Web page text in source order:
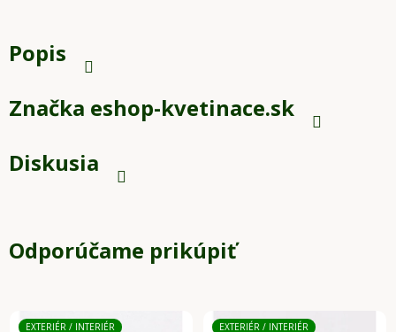
Popis
Značka eshop-kvetinace.sk
Diskusia
Odporúčame prikúpiť
EXTERIÉR / INTERIÉR EXTERIÉR / INTERIÉR